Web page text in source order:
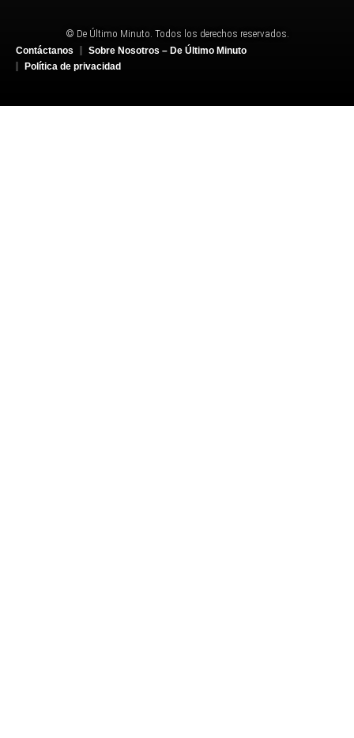
© De Último Minuto. Todos los derechos reservados.
Contáctanos
Sobre Nosotros – De Último Minuto
Política de privacidad